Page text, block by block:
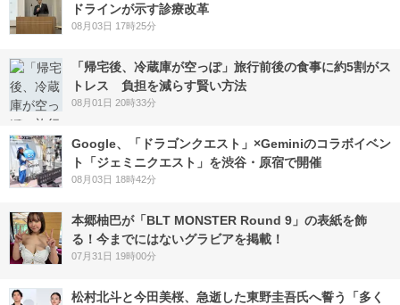
ドラインが示す診療改革
08月03日 17時25分
「帰宅後、冷蔵庫が空っぽ」旅行前後の食事に約5割がス
トレス 負担を減らす賢い方法
08月01日 20時33分
Google、「ドラゴンクエスト」×Geminiのコラボイベン
ト「ジェミニクエスト」を渋谷・原宿で開催
08月03日 18時42分
本郷柚巴が「BLT MONSTER Round 9」の表紙を飾
る！今までにはないグラビアを掲載！
07月31日 19時00分
松村北斗と今田美桜、急逝した東野圭吾氏へ誓う「多く